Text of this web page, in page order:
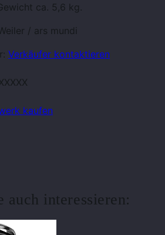
ca. 5,6 kg.
/ ars mundi
Verkäufer kontaktieren
kaufen
auch interessieren: